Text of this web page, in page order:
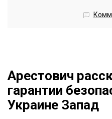
Арестович
гарантии
Украине Запад